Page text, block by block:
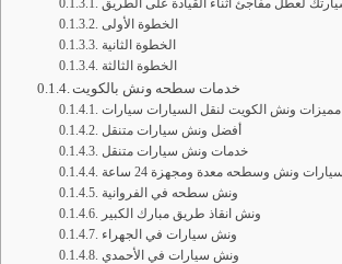
لعطل مفاجئ أثناء القيادة على الطريق
الخطوة الأولى
الخطوة الثانية
الخطوة الثالثة
خدمات سطحه ونش بالكويت
مميزات ونش الكويت لنقل السيارات سيارات
أفضل ونش سيارات متنقل
خدمات ونش سيارات متنقل
سيارات ونش وسطحه معدة ومجهزة 24 ساعة
ونش سطحه في الفروانية
ونش انقاذ طريق مبارك الكبير
ونش سيارات في الجهراء
ونش سيارات في الأحمدي